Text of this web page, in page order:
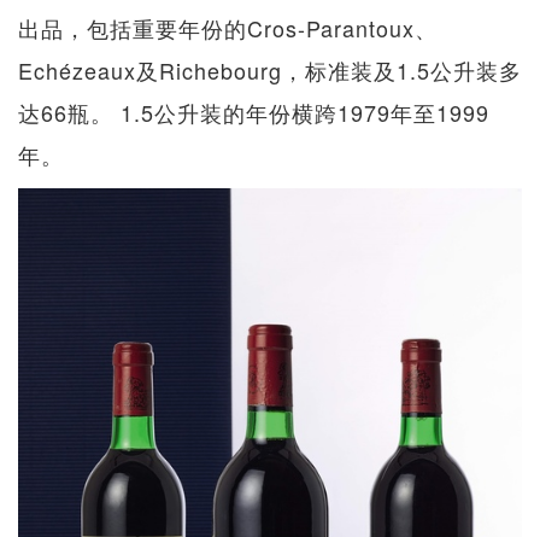
出品，包括重要年份的Cros-Parantoux、
Echézeaux及Richebourg，标准装及1.5公升装多
达66瓶。 1.5公升装的年份横跨1979年至1999
年。